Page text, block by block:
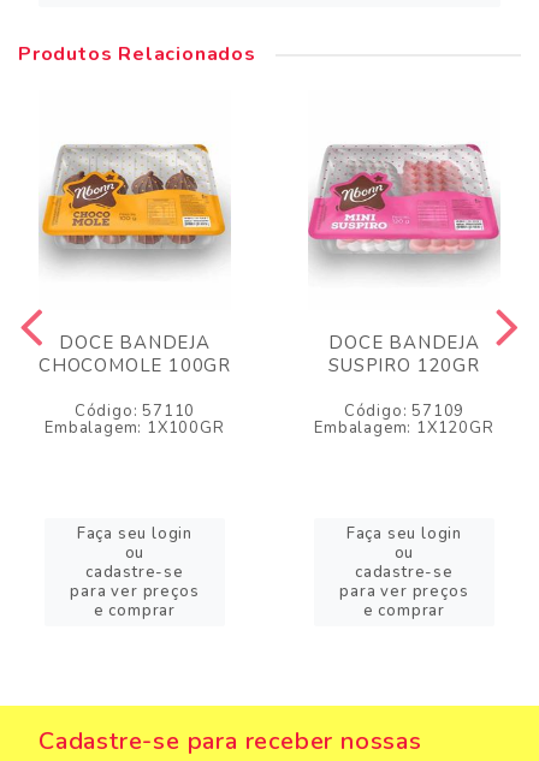
Produtos Relacionados
DOCE BANDEJA
CHOCOMOLE 100GR
Código: 57110
Embalagem: 1X100GR
Faça seu login
ou
cadastre-se
para ver preços
e comprar
DOCE BANDEJA
SUSPIRO 120GR
Código: 57109
Embalagem: 1X120GR
Faça seu login
ou
cadastre-se
para ver preços
e comprar
Cadastre-se para receber nossas